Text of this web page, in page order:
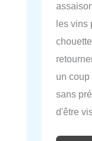
les vins
un
sans
d'être